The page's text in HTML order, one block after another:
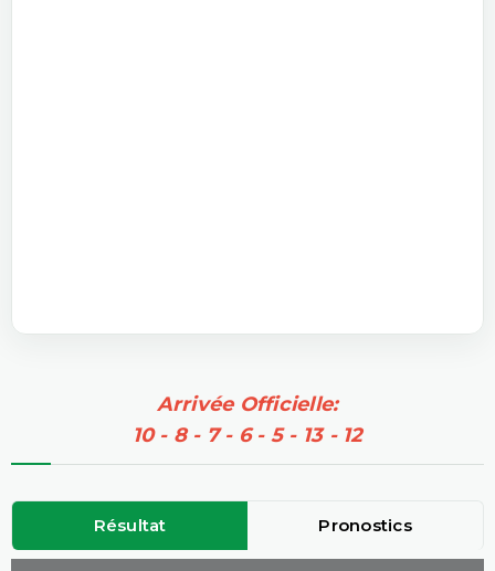
Arrivée Officielle:
10 - 8 - 7 - 6 - 5 - 13 - 12
Résultat Pronostics